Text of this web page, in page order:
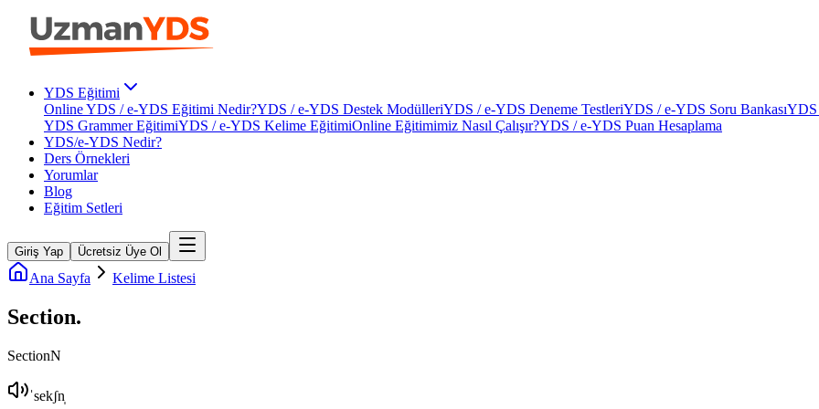
YDS Eğitimi
Online YDS / e-YDS Eğitimi Nedir?YDS / e-YDS Destek ModülleriYDS / e-YDS Deneme TestleriYDS / e-YDS Soru BankasıYDS
YDS Grammer EğitimiYDS / e-YDS Kelime EğitimiOnline Eğitimimiz Nasıl Çalışır?YDS / e-YDS Puan Hesaplama
YDS/e-YDS Nedir?
Ders Örnekleri
Yorumlar
Blog
Eğitim Setleri
Giriş Yap Ücretsiz Üye Ol
Ana Sayfa Kelime Listesi
Section.
SectionN
ˈsekʃn̩